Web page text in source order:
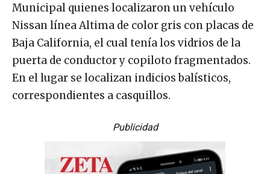
Municipal quienes localizaron un vehículo
Nissan línea Altima de color gris con placas de
Baja California, el cual tenía los vidrios de la
puerta de conductor y copiloto fragmentados.
En el lugar se localizan indicios balísticos,
correspondientes a casquillos.
Publicidad